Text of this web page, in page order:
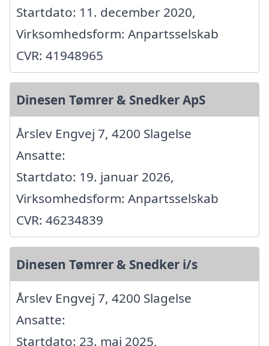
Startdato: 11. december 2020,
Virksomhedsform: Anpartsselskab
CVR: 41948965
Dinesen Tømrer & Snedker ApS
Årslev Engvej 7, 4200 Slagelse
Ansatte:
Startdato: 19. januar 2026,
Virksomhedsform: Anpartsselskab
CVR: 46234839
Dinesen Tømrer & Snedker i/s
Årslev Engvej 7, 4200 Slagelse
Ansatte:
Startdato: 23. maj 2025,